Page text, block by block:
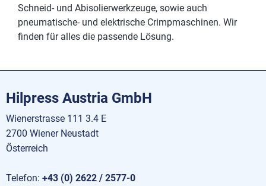
Schneid- und Abisolierwerkzeuge, sowie auch
pneumatische- und elektrische Crimpmaschinen. Wir
finden für alles die passende Lösung.
Hilpress Austria GmbH
Wienerstrasse 111 3.4 E
2700 Wiener Neustadt
Österreich
Telefon: +43 (0) 2622 / 2577-0